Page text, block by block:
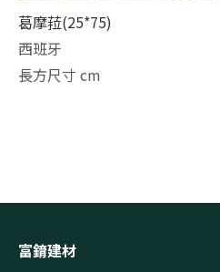
葛摩菈(25*75)
西班牙
長方尺寸 cm
富錥建材